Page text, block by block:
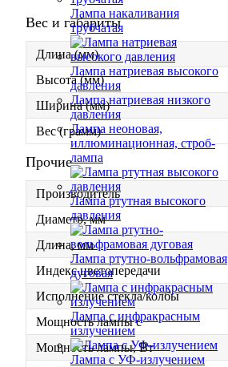
Лампа накаливания
трубчатая
Лампа натриевая высокого
давления
Лампа натриевая низкого
давления
Лампа неоновая,
иллюминационная, строб-
лампа
Лампа ртутная высокого
давления
Лампа ртутно-вольфрамовая
дуговая
Лампа с инфракрасным
излучением
Лампа с УФ-излучением
Вес и габариты
Длина (мм)
Высота (мм)
Ширина (мм)
Вес (грамм)
Прочие
Производитель
Диаметр, мм
Длина, мм
Индекс цветопередачи
Исполнение стекла/колбы
Мощность лампы с
Мощность лампы, Вт